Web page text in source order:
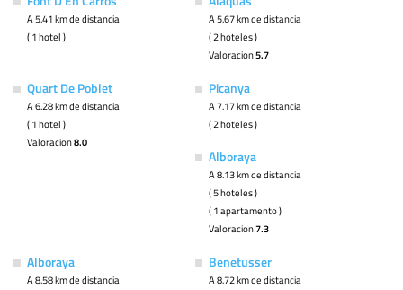
A 5.41 km de distancia
( 1 hotel )
A 5.67 km de distancia
( 2 hoteles )
Valoracion5.7
Quart De Poblet
A 6.28 km de distancia
( 1 hotel )
Valoracion8.0
Picanya
A 7.17 km de distancia
( 2 hoteles )
Alboraya
A 8.13 km de distancia
( 5 hoteles )
( 1 apartamento )
Valoracion7.3
Alboraya
A 8.58 km de distancia
Benetusser
A 8.72 km de distancia